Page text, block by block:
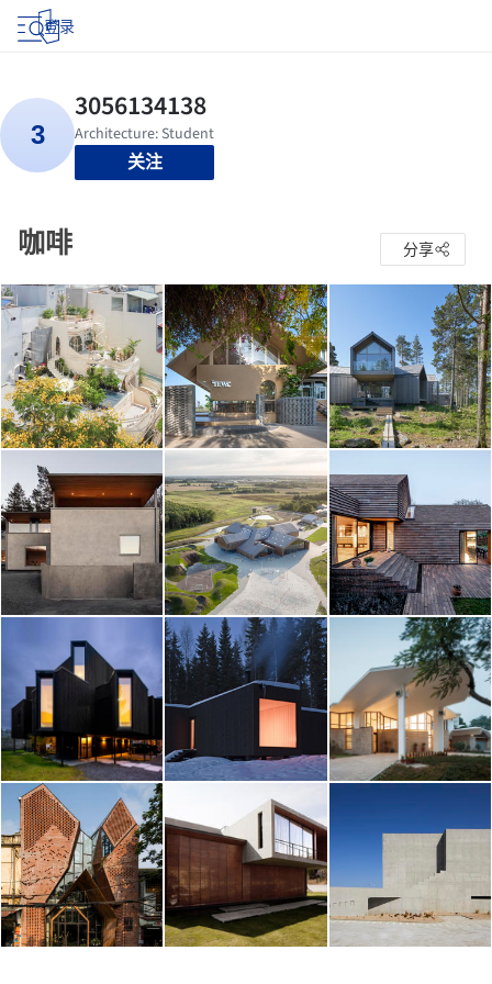
登录
关注
咖啡 分享